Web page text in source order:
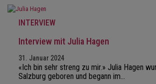
INTERVIEW
Interview mit Julia Hagen
31. Januar 2024
«Ich bin sehr streng zu mir.» Julia Hagen
Salzburg geboren und begann im…